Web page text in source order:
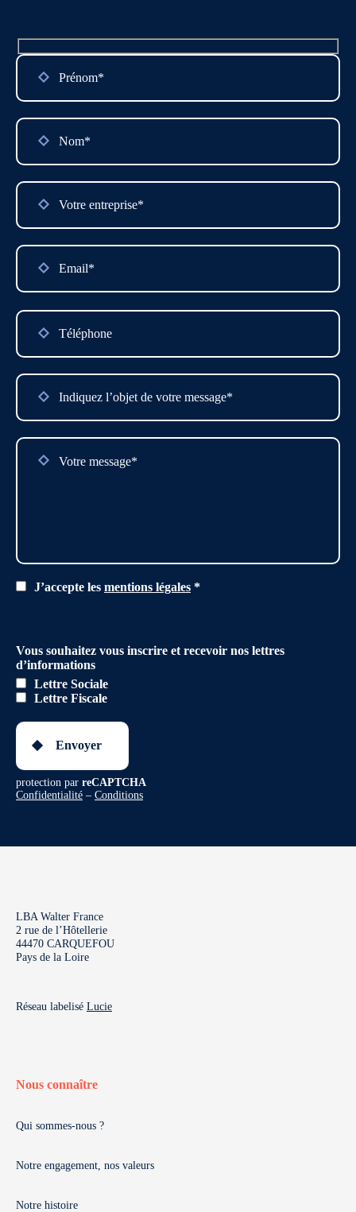
Please
leave
field
empty.
J’accepte les mentions légales *
Vous souhaitez vous inscrire et recevoir nos lettres
d’informations
Lettre Sociale
Lettre Fiscale
Envoyer
protection par reCAPTCHA
Confidentialité – Conditions
LBA Walter France
2 rue de l’Hôtellerie
44470 CARQUEFOU
Pays de la Loire
Réseau labelisé Lucie
Nous connaître
Qui sommes-nous ?
Notre engagement, nos valeurs
Notre histoire